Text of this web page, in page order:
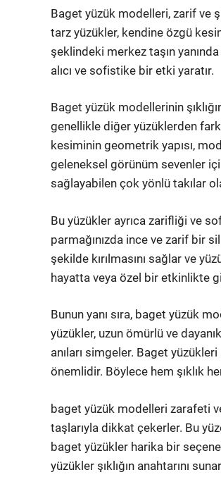
Baget yüzük modelleri, zarif ve
tarz yüzükler, kendine özgü
şeklindeki merkez taşın
alıcı ve sofistike bir etki yaratır.
Baget yüzük modellerinin
genellikle diğer yüzüklerden
kesiminin geometrik yapısı,
geleneksel görünüm sevenler
sağlayabilen çok yönlü takılar
Bu yüzükler ayrıca zarifliği ve
parmağınızda ince ve zarif bir
şekilde kırılmasını sağlar ve
hayatta veya özel bir etkinlikte
Bunun yanı sıra, baget yüzük
yüzükler, uzun ömürlü ve
anıları simgeler. Baget
önemlidir. Böylece hem şıklık
baget yüzük modelleri zarafeti
taşlarıyla dikkat çekerler. Bu
baget yüzükler harika bir
yüzükler şıklığın anahtarını